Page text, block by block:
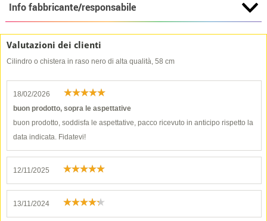
Info fabbricante/responsabile
Valutazioni dei clienti
Cilindro o chistera in raso nero di alta qualità, 58 cm
18/02/2026
buon prodotto, sopra le aspettative
buon prodotto, soddisfa le aspettative, pacco ricevuto in anticipo rispetto la
data indicata. Fidatevi!
12/11/2025
13/11/2024